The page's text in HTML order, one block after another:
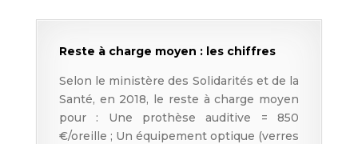
Reste à charge moyen : les chiffres
Selon le ministère des Solidarités et de la
Santé, en 2018, le reste à charge moyen
pour : Une prothèse auditive = 850
€/oreille ; Un équipement optique (verres